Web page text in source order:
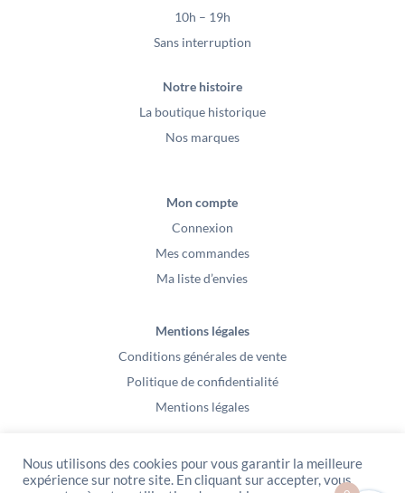
10h – 19h
Sans interruption
Notre histoire
La boutique historique
Nos marques
Mon compte
Connexion
Mes commandes
Ma liste d’envies
Mentions légales
Conditions générales de vente
Politique de confidentialité
Mentions légales
Nous utilisons des cookies pour vous garantir la meilleure
expérience sur notre site. En cliquant sur accepter, vous